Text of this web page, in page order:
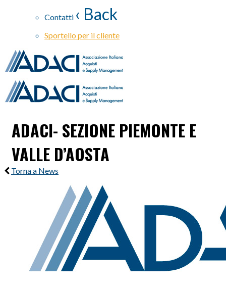
Contatti ‹ Back
Sportello per il cliente
ADACI- SEZIONE PIEMONTE E
VALLE D’AOSTA
Torna a News